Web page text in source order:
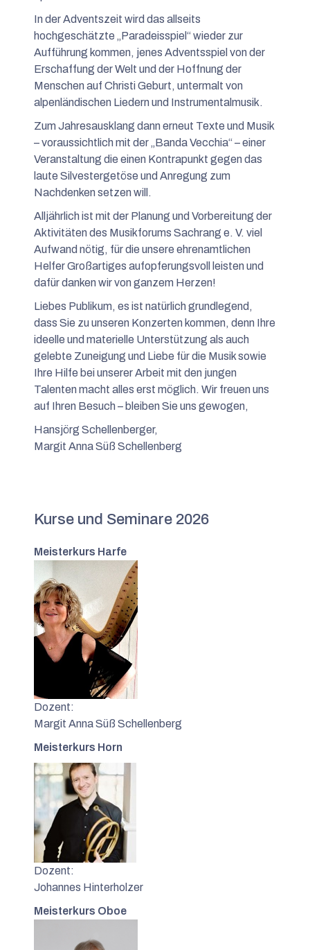
In der Adventszeit wird das allseits
hochgeschätzte „Paradeisspiel“ wieder zur
Aufführung kommen, jenes Adventsspiel von der
Erschaffung der Welt und der Hoffnung der
Menschen auf Christi Geburt, untermalt von
alpenländischen Liedern und Instrumentalmusik.
Zum Jahresausklang dann erneut Texte und Musik
– voraussichtlich mit der „Banda Vecchia“ – einer
Veranstaltung die einen Kontrapunkt gegen das
laute Silvestergetöse und Anregung zum
Nachdenken setzen will.
Alljährlich ist mit der Planung und Vorbereitung der
Aktivitäten des Musikforums Sachrang e. V. viel
Aufwand nötig, für die unsere ehrenamtlichen
Helfer Großartiges aufopferungsvoll leisten und
dafür danken wir von ganzem Herzen!
Liebes Publikum, es ist natürlich grundlegend,
dass Sie zu unseren Konzerten kommen, denn Ihre
ideelle und materielle Unterstützung als auch
gelebte Zuneigung und Liebe für die Musik sowie
Ihre Hilfe bei unserer Arbeit mit den jungen
Talenten macht alles erst möglich. Wir freuen uns
auf Ihren Besuch – bleiben Sie uns gewogen,
Hansjörg Schellenberger,
Margit Anna Süß Schellenberg
Kurse und Seminare 2026
Meisterkurs Harfe
Dozent:
Margit Anna Süß Schellenberg
Meisterkurs Horn
Dozent:
Johannes Hinterholzer
Meisterkurs Oboe